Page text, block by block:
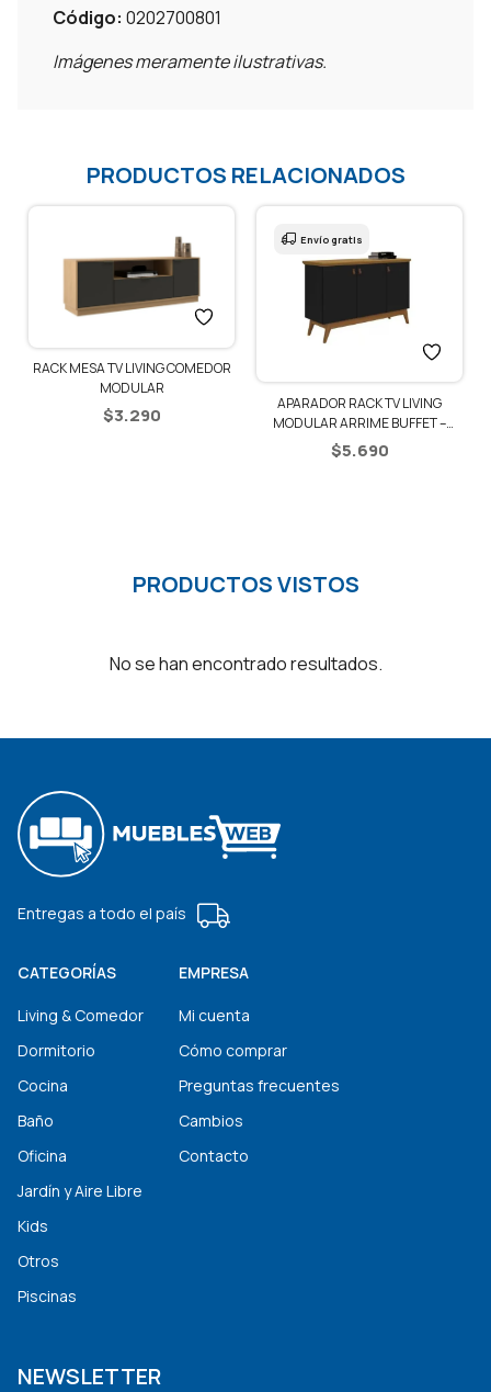
Código: 0202700801
Imágenes meramente ilustrativas.
PRODUCTOS RELACIONADOS
RACK MESA TV LIVING COMEDOR
MODULAR
$3.290
APARADOR RACK TV LIVING
MODULAR ARRIME BUFFET –
NEGRO
$5.690
Envío gratis
PRODUCTOS VISTOS
No se han encontrado resultados.
Entregas a todo el país
CATEGORÍAS
Living & Comedor
Dormitorio
Cocina
Baño
Oficina
Jardín y Aire Libre
Kids
Otros
Piscinas
EMPRESA
Mi cuenta
Cómo comprar
Preguntas frecuentes
Cambios
Contacto
NEWSLETTER